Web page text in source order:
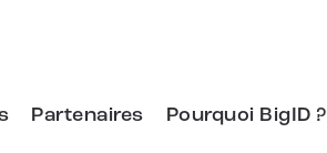
Partenaires Pourquoi BigID ?